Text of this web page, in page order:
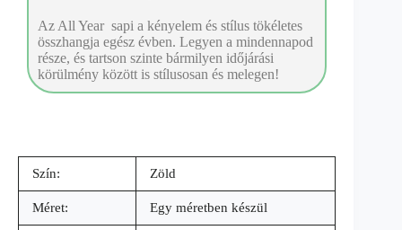
Az All Year sapi a kényelem és stílus tökéletes
összhangja egész évben. Legyen a mindennapod
része, és tartson szinte bármilyen időjárási
körülmény között is stílusosan és melegen!
Szín: Zöld
Méret: Egy méretben készül